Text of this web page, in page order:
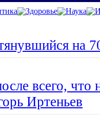
Здоровье Наука
на
всего, что
Иртеньев